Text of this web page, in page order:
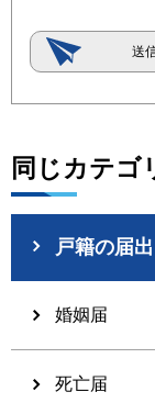
同じカテゴ
戸籍の届出
婚姻届
死亡届